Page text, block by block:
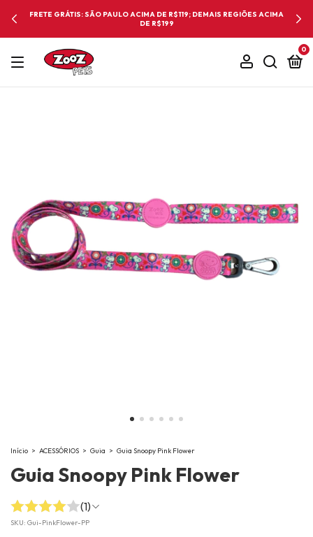
ACIMA 5% DE DESCONTO NA 1º COMPRA COM O CUPOM
0
Início > ACESSÓRIOS > Guia > Guia Snoopy Pink Flower
Guia Snoopy Pink Flower
(1)
SKU: Gui-PinkFlower-PP